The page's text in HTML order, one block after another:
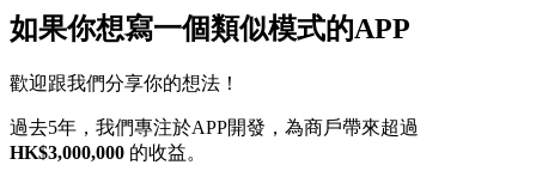
如果你想寫一個類似模式的APP
歡迎跟我們分享你的想法！
過去5年，我們專注於APP開發，為商戶帶來超過
HK$3,000,000 的收益。